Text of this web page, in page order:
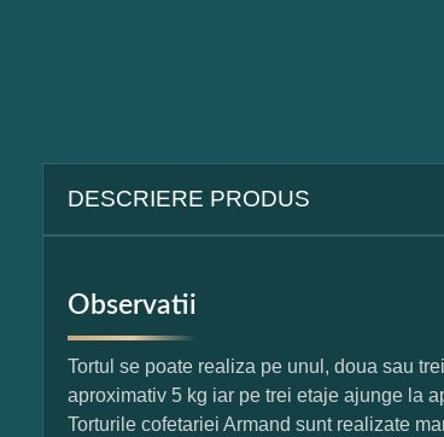
DESCRIERE PRODUS
Observatii
Tortul se poate realiza pe unul, doua sau
aproximativ 5 kg iar pe trei etaje ajunge la
Torturile cofetariei Armand sunt realizate